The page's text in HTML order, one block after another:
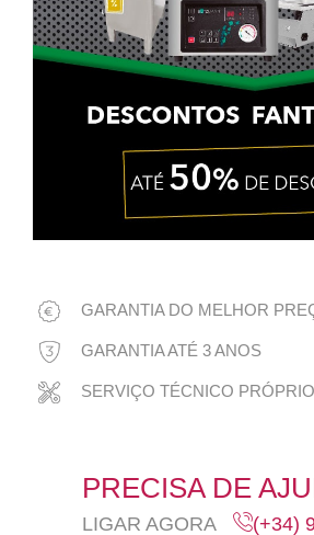
GARANTIA DO MELHOR
GARANTIA ATÉ 3 ANOS
SERVIÇO TÉCNICO PRÓPRIO
PRECISA DE
LIGAR AGORA
(+34)